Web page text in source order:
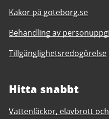
Kakor på goteborg.se
Behandling av
Tillgänglighetsredogörelse
Hitta snabbt
Vattenläckor, elavbrott